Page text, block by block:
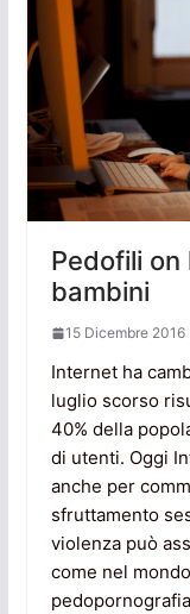
Pedofili on
bambini
15 Dicembre 2016
Internet ha
luglio scorso
40% della
di utenti. Oggi
anche per
sfruttamento
violenza può
come nel